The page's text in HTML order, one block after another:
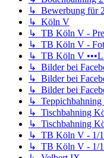
↳ Bewerbung für
↳ Köln V
↳ TB Köln V -
↳ TB Köln V -
↳ TB Köln V
↳ Bilder bei
↳ Bilder bei
↳ Bilder bei
↳ Teppichbahning
↳ Tischbahning
↳ Tischbahning
↳ TB Köln V - 1/
↳ TB Köln V - 1/